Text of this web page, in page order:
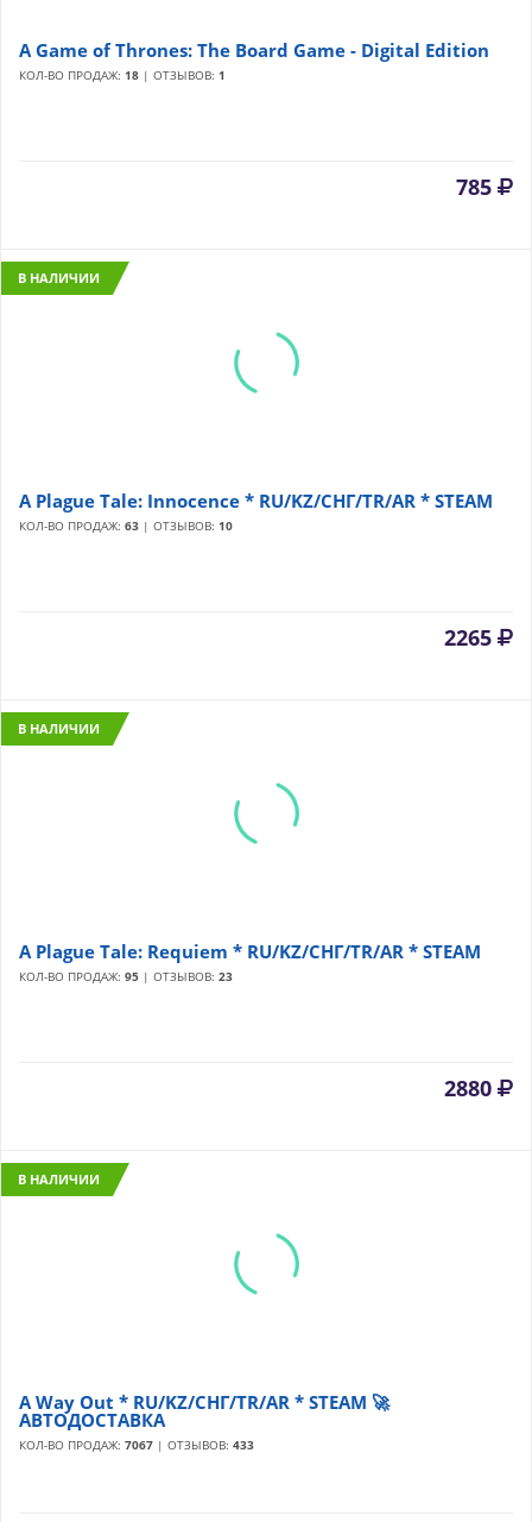
A Game of Thrones: The Board Game - Digital Edition
КОЛ-ВО ПРОДАЖ: 18 | ОТЗЫВОВ: 1
785
В НАЛИЧИИ
A Plague Tale: Innocence * RU/KZ/СНГ/TR/AR * STEAM
КОЛ-ВО ПРОДАЖ: 63 | ОТЗЫВОВ: 10
2265
В НАЛИЧИИ
A Plague Tale: Requiem * RU/KZ/СНГ/TR/AR * STEAM
КОЛ-ВО ПРОДАЖ: 95 | ОТЗЫВОВ: 23
2880
В НАЛИЧИИ
A Way Out * RU/KZ/СНГ/TR/AR * STEAM 🚀
АВТОДОСТАВКА
КОЛ-ВО ПРОДАЖ: 7067 | ОТЗЫВОВ: 433